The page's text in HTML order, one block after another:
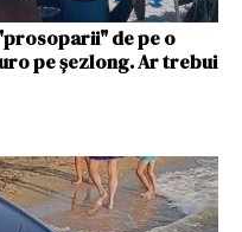
de pe o
pe șezlong. Ar trebui